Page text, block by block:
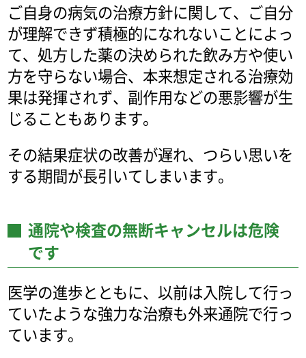
ご自身の病気の治療方針に関して、ご自分
が理解できず積極的になれないことによっ
て、処方した薬の決められた飲み方や使い
方を守らない場合、本来想定される治療効
果は発揮されず、副作用などの悪影響が生
じることもあります。
その結果症状の改善が遅れ、つらい思いを
する期間が長引いてしまいます。
通院や検査の無断キャンセルは危険
です
医学の進歩とともに、以前は入院して行っ
ていたような強力な治療も外来通院で行っ
ています。